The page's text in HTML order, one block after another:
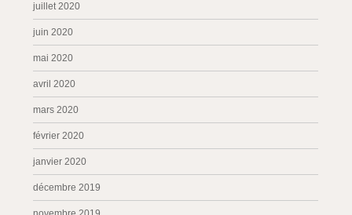
juillet 2020
juin 2020
mai 2020
avril 2020
mars 2020
février 2020
janvier 2020
décembre 2019